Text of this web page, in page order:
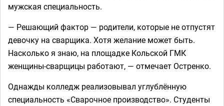
мужская специальность.
— Решающий фактор — родители, которые не отпустят
девочку на сварщика. Хотя желание может быть.
Насколько я знаю, на площадке Кольской ГМК
женщины-сварщицы работают, — отмечает Остренко.
Однажды колледж реализовывал углублённую
специальность «Сварочное производство». Студенты